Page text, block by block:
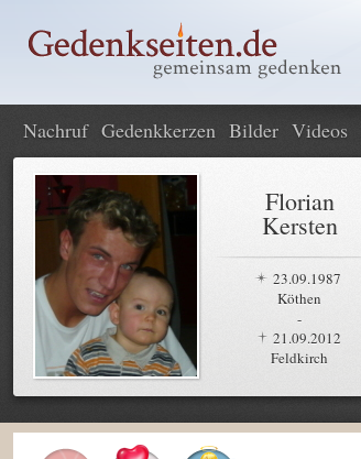
Nachruf Gedenkkerzen Bilder Videos
Florian
Kersten
23.09.1987
Köthen
-
21.09.2012
Feldkirch